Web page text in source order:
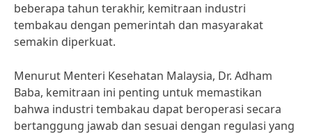
beberapa tahun terakhir, kemitraan industri
tembakau dengan pemerintah dan masyarakat
semakin diperkuat.
Menurut Menteri Kesehatan Malaysia, Dr. Adham
Baba, kemitraan ini penting untuk memastikan
bahwa industri tembakau dapat beroperasi secara
bertanggung jawab dan sesuai dengan regulasi yang